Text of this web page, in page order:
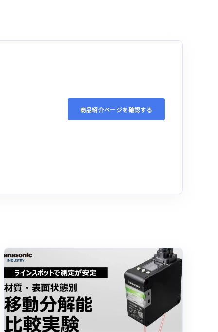
商品紹介ページを確認する